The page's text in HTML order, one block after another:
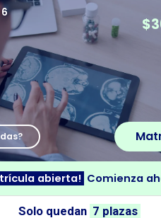
6
$
abierta! Comienza
Solo quedan 7 plazas